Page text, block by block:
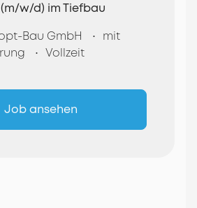
w/d) im Tiefbau
Bau GmbH
mit
Vollzeit
Job ansehen